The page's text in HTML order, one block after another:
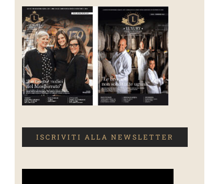
ISCRIVITI ALLA NEWSLETTER